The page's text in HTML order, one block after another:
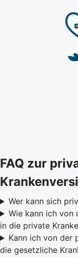
FAQ zur
Wer kann sich
Wie kann ich von
in die private
Kann ich von der
die gesetzliche